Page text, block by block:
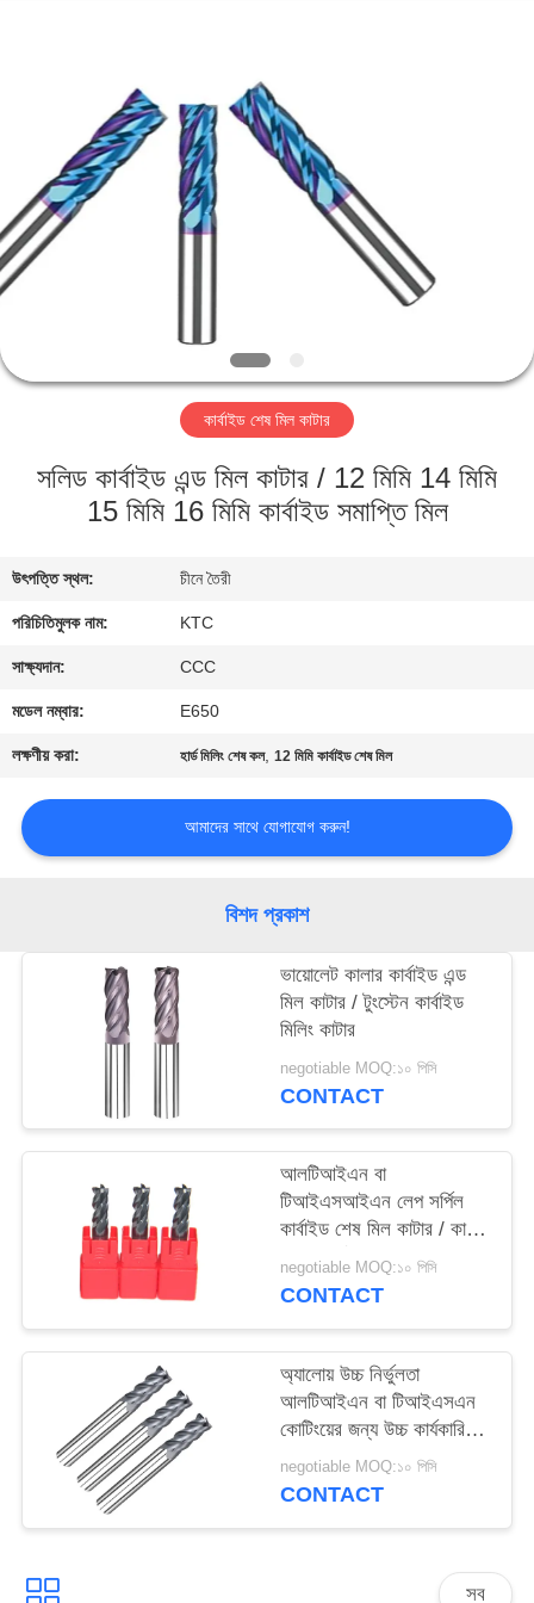
পণ্য
আমাদের
কারখানা
যোগাযোগ
করুন
উদ্ধৃতির
আবেদন
ম্যাপ
PRIVACY
POLICY
কার্বাইড শেষ মিল কাটার
সলিড কার্বাইড এন্ড মিল কাটার / 12 মিমি 14 মিমি
15 মিমি 16 মিমি কার্বাইড সমাপ্তি মিল
উৎপত্তি স্থল: চীনে তৈরী
পরিচিতিমুলক নাম: KTC
সাক্ষ্যদান: CCC
মডেল নম্বার: E650
লক্ষণীয় করা: হার্ড মিলিং শেষ কল,12 মিমি কার্বাইড শেষ মিল
আমাদের সাথে যোগাযোগ করুন!
বিশদ প্রকাশ
ভায়োলেট কালার কার্বাইড এন্ড
মিল কাটার / টুংস্টেন কার্বাইড
মিলিং কাটার
negotiable MOQ:১০ পিসি
CONTACT
আলটিআইএন বা
টিআইএসআইএন লেপ সর্পিল
কার্বাইড শেষ মিল কাটার / কালো
সলিড কার্বাইড মিলিং কাটার
negotiable MOQ:১০ পিসি
CONTACT
অ্যালোয় উচ্চ নির্ভুলতা
আলটিআইএন বা টিআইএসএন
কোটিংয়ের জন্য উচ্চ কার্যকারিতা
শেষের মিলগুলি
negotiable MOQ:১০ পিসি
CONTACT
সব